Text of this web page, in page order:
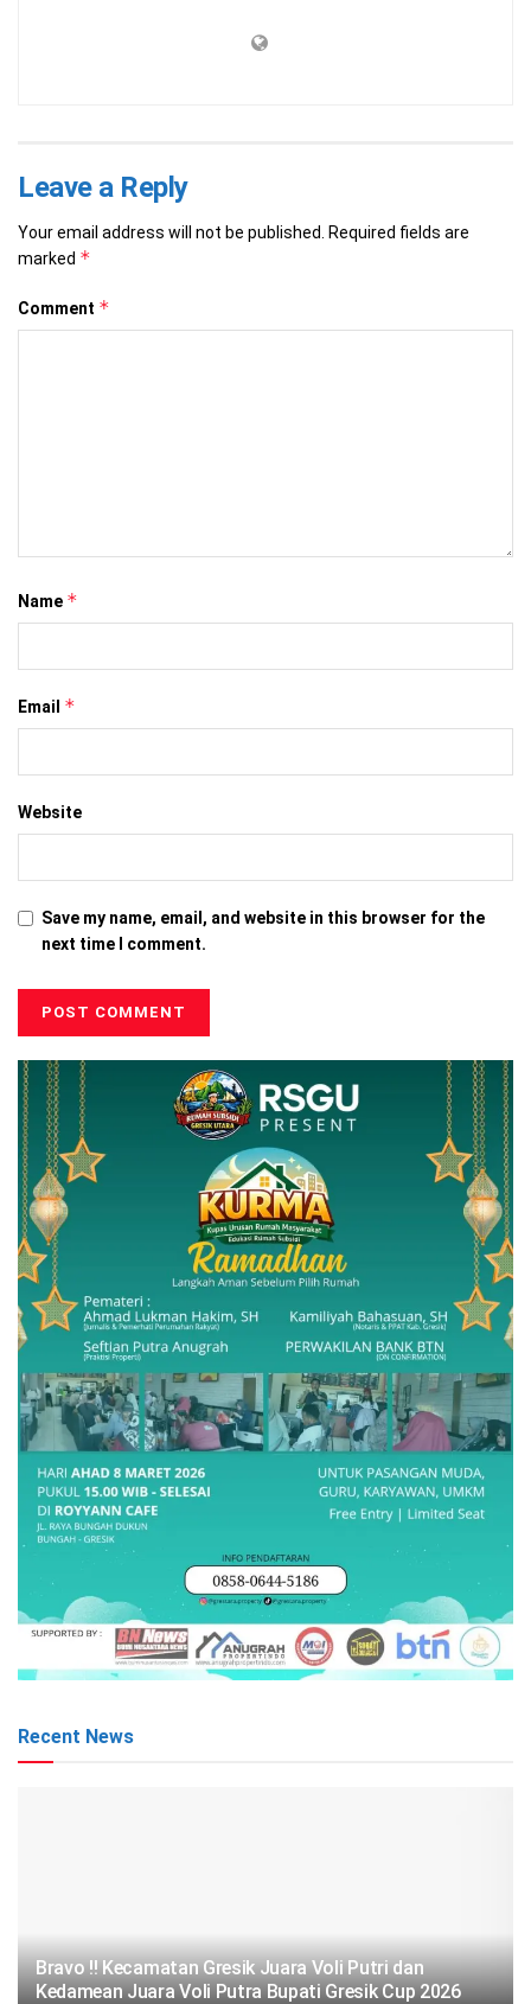
Leave a Reply
Your email address will not be published.
Required fields are
marked *
Comment *
Name *
Email *
Website
Save my name, email, and website in this browser for the
next time I comment.
Recent News
Bravo !! Kecamatan Gresik Juara Voli Putri dan
Kedamean Juara Voli Putra Bupati Gresik Cup 2026